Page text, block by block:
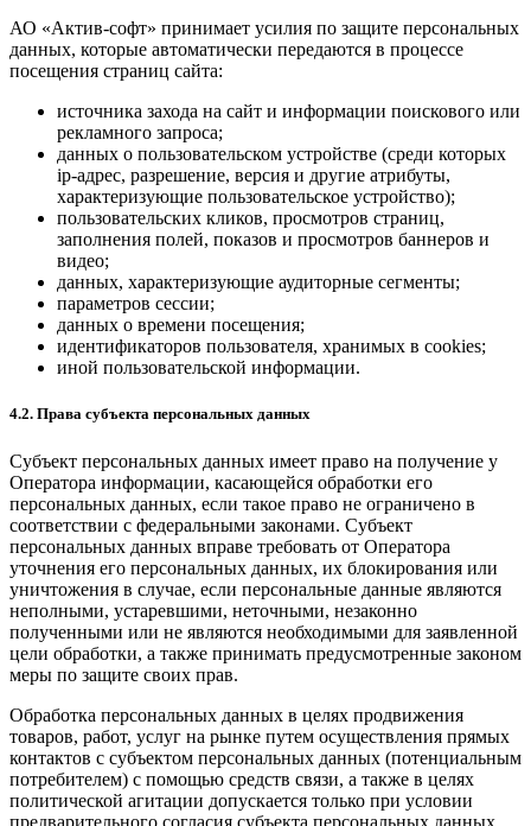
АО «Актив-софт» принимает усилия по защите персональных
данных, которые автоматически передаются в процессе
посещения страниц сайта:
источника захода на сайт и информации поискового или
рекламного запроса;
данных о пользовательском устройстве (среди которых
ip-адрес, разрешение, версия и другие атрибуты,
характеризующие пользовательское устройство);
пользовательских кликов, просмотров страниц,
заполнения полей, показов и просмотров баннеров и
видео;
данных, характеризующие аудиторные сегменты;
параметров сессии;
данных о времени посещения;
идентификаторов пользователя, хранимых в cookies;
иной пользовательской информации.
4.2. Права субъекта персональных данных
Субъект персональных данных имеет право на получение у
Оператора информации, касающейся обработки его
персональных данных, если такое право не ограничено в
соответствии с федеральными законами. Субъект
персональных данных вправе требовать от Оператора
уточнения его персональных данных, их блокирования или
уничтожения в случае, если персональные данные являются
неполными, устаревшими, неточными, незаконно
полученными или не являются необходимыми для заявленной
цели обработки, а также принимать предусмотренные законом
меры по защите своих прав.
Обработка персональных данных в целях продвижения
товаров, работ, услуг на рынке путем осуществления прямых
контактов с субъектом персональных данных (потенциальным
потребителем) с помощью средств связи, а также в целях
политической агитации допускается только при условии
предварительного согласия субъекта персональных данных.